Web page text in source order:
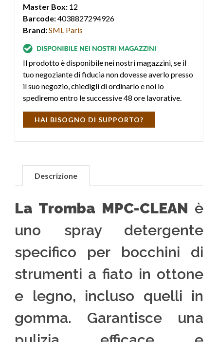
Master Box: 12
Barcode:4038827294926
Brand:SML Paris
Il prodotto è disponibile nei nostri magazzini, se il
tuo negoziante di fiducia non dovesse averlo presso
il suo negozio, chiedigli di ordinarlo e noi lo
spediremo entro le successive 48 ore lavorative.
HAI BISOGNO DI SUPPORTO?
Descrizione
La Tromba MPC-CLEAN è
uno spray detergente
specifico per bocchini di
strumenti a fiato in ottone
e legno, incluso quelli in
gomma. Garantisce una